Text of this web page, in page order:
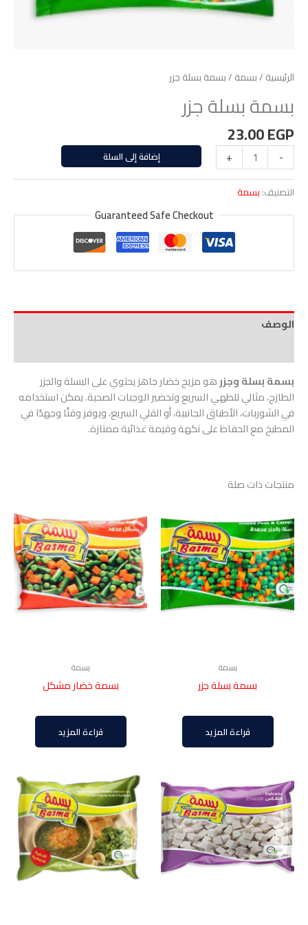
الرئيسية /بسمة / بسمة بسلة جزر
بسمة بسلة جزر
23.00EGP
-
+ إضافة إلى السلة
التصنيف: بسمة
Guaranteed Safe Checkout
الوصف
بسمة بسلة وجزرهو مزيج خضار جاهز يحتوي على البسلة والجزر
الطازج، مثالي للطهي السريع وتحضير الوجبات الصحية. يمكن استخدامه
في الشوربات، الأطباق الجانبية، أو القلي السريع، ويوفر وقتًا وجهدًا في
المطبخ مع الحفاظ على نكهة وقيمة غذائية ممتازة.
منتجات ذات صلة
بسمة
بسمة بسلة جزر
قراءة المزيد
بسمة
بسمة خضار مشكل
قراءة المزيد